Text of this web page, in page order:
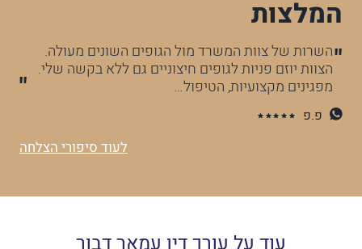
המלצות
השרות של צוות המשרד מול הגופים השונים מעולה.
הצוות יוזם פניות לגופים חיצוניים גם ללא בקשה שלי.
מפגינים מקצועיות, הטיפול…
פ.פ
לעוד סיפורי הצלחה